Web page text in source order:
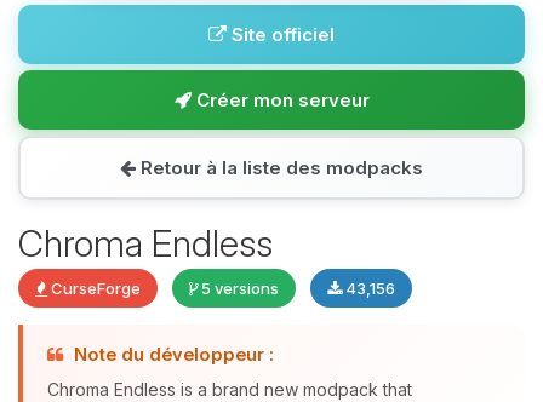
Site officiel
Créer mon serveur
Retour à la liste des modpacks
Chroma Endless
CurseForge 5 versions 43,156
Note du développeur :
Chroma Endless is a brand new modpack that